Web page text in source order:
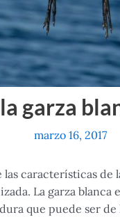
garza
marzo 16, 2017
características de
La garza blanca
que puede ser